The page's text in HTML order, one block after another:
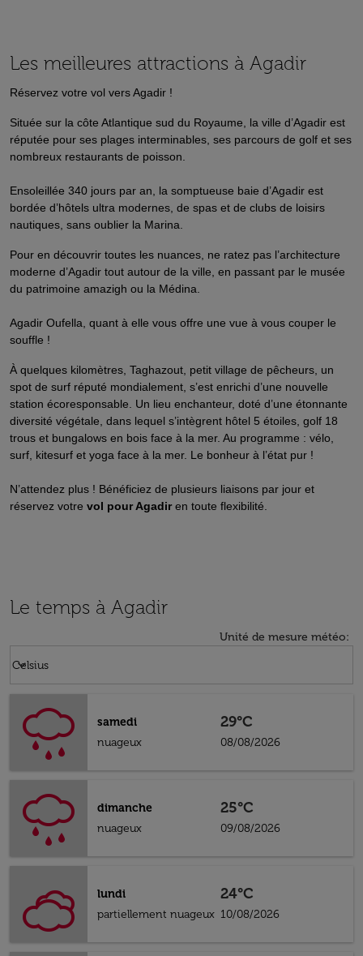
Les meilleures attractions à Agadir
Réservez votre vol vers Agadir !
Située sur la côte Atlantique sud du Royaume, la ville d’Agadir est
réputée pour ses plages interminables, ses parcours de golf et ses
nombreux restaurants de poisson.
Ensoleillée 340 jours par an, la somptueuse baie d’Agadir est
bordée d’hôtels ultra modernes, de spas et de clubs de loisirs
nautiques, sans oublier la Marina.
Pour en découvrir toutes les nuances, ne ratez pas l’architecture
moderne d’Agadir tout autour de la ville, en passant par le musée
du patrimoine amazigh ou la Médina.
Agadir Oufella, quant à elle vous offre une vue à vous couper le
souffle !
À quelques kilomètres, Taghazout, petit village de pêcheurs, un
spot de surf réputé mondialement, s’est enrichi d’une nouvelle
station écoresponsable. Un lieu enchanteur, doté d’une étonnante
diversité végétale, dans lequel s’intègrent hôtel 5 étoiles, golf 18
trous et bungalows en bois face à la mer. Au programme : vélo,
surf, kitesurf et yoga face à la mer. Le bonheur à l’état pur !
N’attendez plus ! Bénéficiez de plusieurs liaisons par jour et
réservez votre vol pour Agadiren toute flexibilité.
Le temps à Agadir
Unité de mesure météo:
Celsius
keyboard_arrow_down
samedi
nuageux
29°C
08/08/2026
dimanche
nuageux
25°C
09/08/2026
lundi
partiellement nuageux
24°C
10/08/2026